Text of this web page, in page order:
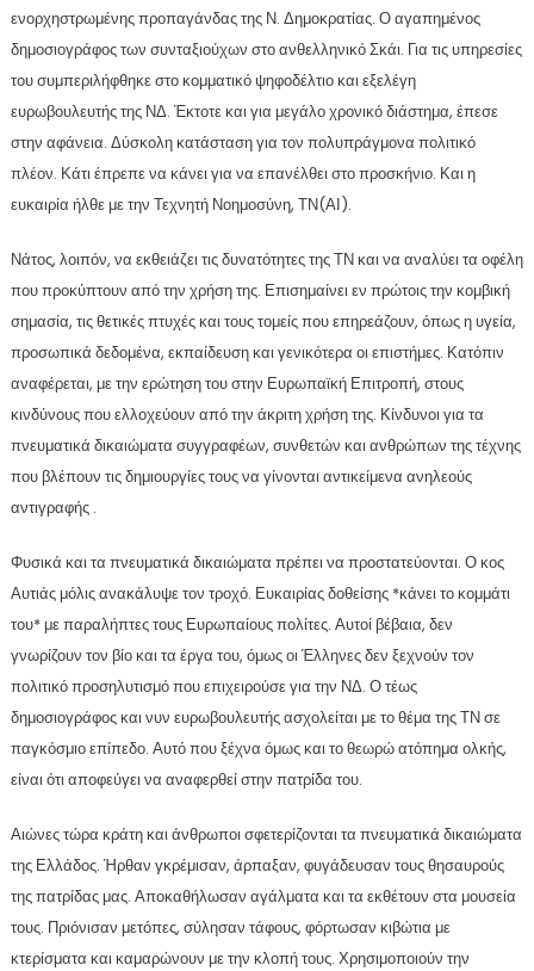
ενορχηστρωμένης προπαγάνδας της Ν. Δημοκρατίας. Ο αγαπημένος
δημοσιογράφος των συνταξιούχων στο ανθελληνικό Σκάι. Για τις υπηρεσίες
του συμπεριλήφθηκε στο κομματικό ψηφοδέλτιο και εξελέγη
ευρωβουλευτής της ΝΔ. Έκτοτε και για μεγάλο χρονικό διάστημα, έπεσε
στην αφάνεια. Δύσκολη κατάσταση για τον πολυπράγμονα πολιτικό
πλέον. Κάτι έπρεπε να κάνει για να επανέλθει στο προσκήνιο. Και η
ευκαιρία ήλθε με την Τεχνητή Νοημοσύνη, ΤΝ(ΑΙ).
Νάτος, λοιπόν, να εκθειάζει τις δυνατότητες της ΤΝ και να αναλύει τα οφέλη
που προκύπτουν από την χρήση της. Επισημαίνει εν πρώτοις την κομβική
σημασία, τις θετικές πτυχές και τους τομείς που επηρεάζουν, όπως η υγεία,
προσωπικά δεδομένα, εκπαίδευση και γενικότερα οι επιστήμες. Κατόπιν
αναφέρεται, με την ερώτηση του στην Ευρωπαϊκή Επιτροπή, στους
κινδύνους που ελλοχεύουν από την άκριτη χρήση της. Κίνδυνοι για τα
πνευματικά δικαιώματα συγγραφέων, συνθετών και ανθρώπων της τέχνης
που βλέπουν τις δημιουργίες τους να γίνονται αντικείμενα ανηλεούς
αντιγραφής .
Φυσικά και τα πνευματικά δικαιώματα πρέπει να προστατεύονται. Ο κος
Αυτιάς μόλις ανακάλυψε τον τροχό. Ευκαιρίας δοθείσης *κάνει το κομμάτι
του* με παραλήπτες τους Ευρωπαίους πολίτες. Αυτοί βέβαια, δεν
γνωρίζουν τον βίο και τα έργα του, όμως οι Έλληνες δεν ξεχνούν τον
πολιτικό προσηλυτισμό που επιχειρούσε για την ΝΔ. Ο τέως
δημοσιογράφος και νυν ευρωβουλευτής ασχολείται με το θέμα της ΤΝ σε
παγκόσμιο επίπεδο. Αυτό που ξέχνα όμως και το θεωρώ ατόπημα ολκής,
είναι ότι αποφεύγει να αναφερθεί στην πατρίδα του.
Αιώνες τώρα κράτη και άνθρωποι σφετερίζονται τα πνευματικά δικαιώματα
της Ελλάδος. Ήρθαν γκρέμισαν, άρπαξαν, φυγάδευσαν τους θησαυρούς
της πατρίδας μας. Αποκαθήλωσαν αγάλματα και τα εκθέτουν στα μουσεία
τους. Πριόνισαν μετόπες, σύλησαν τάφους, φόρτωσαν κιβώτια με
κτερίσματα και καμαρώνουν με την κλοπή τους. Χρησιμοποιούν την